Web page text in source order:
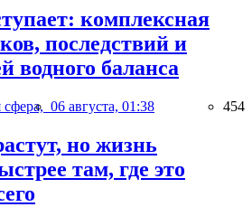
комплексная
последствий и
водного баланса
06 августа, 01:38 454
но жизнь
там, где это